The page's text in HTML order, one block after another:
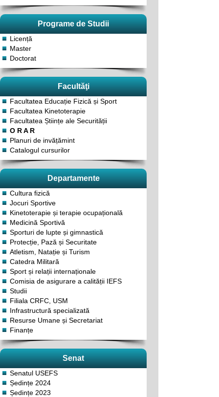
Programe de Studii
Licență
Master
Doctorat
Facultăţi
Facultatea Educație Fizică și Sport
Facultatea Kinetoterapie
Facultatea Științe ale Securității
O R A R
Planuri de invățămint
Catalogul cursurilor
Departamente
Cultura fizică
Jocuri Sportive
Kinetoterapie și terapie ocupațională
Medicină Sportivă
Sporturi de lupte și gimnastică
Protecție, Pază și Securitate
Atletism, Natație și Turism
Catedra Militară
Sport și relații internaționale
Comisia de asigurare a calității IEFS
Studii
Filiala CRFC, USM
Infrastructură specializată
Resurse Umane și Secretariat
Finanțe
Senat
Senatul USEFS
Ședințe 2024
Ședințe 2023